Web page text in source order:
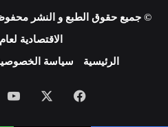
© جميع حقوق الطبع و النشر محفوظة
الاقتصادية لعام 2025 م
الرئيسية
سياسة
فيسبوك